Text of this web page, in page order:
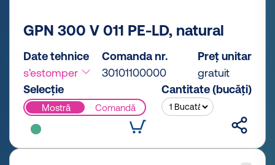
GPN 300 V 011 PE-LD, natural
Date tehnice
s'estomper
Comanda nr.
30101100000
Preț unitar
gratuit
Selecție
Mostră Comandă
Cantitate (bucăți)